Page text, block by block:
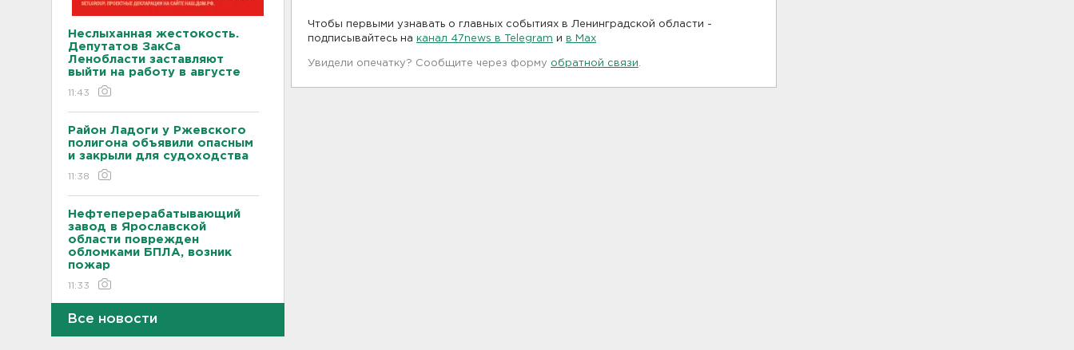
Неслыханная жестокость.
Депутатов ЗакСа
Ленобласти заставляют
выйти на работу в августе
11:43
Район Ладоги у Ржевского
полигона объявили опасным
и закрыли для судоходства
11:38
Нефтеперерабатывающий
завод в Ярославской
области поврежден
обломками БПЛА, возник
пожар
11:33
МВД назвало штрафы
ГИБДД, которые нельзя
Все новости
Чтобы первыми узнавать о главных событиях в Ленинградской области -
подписывайтесь на канал 47news в Telegram и в Maх
Увидели опечатку? Сообщите через форму обратной связи